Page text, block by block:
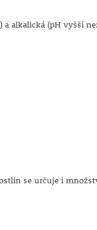
alkalická (pH vyšší
se určuje i